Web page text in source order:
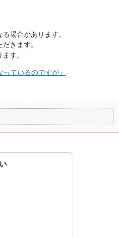
場合があります。
きます。
す。
ているのですが」